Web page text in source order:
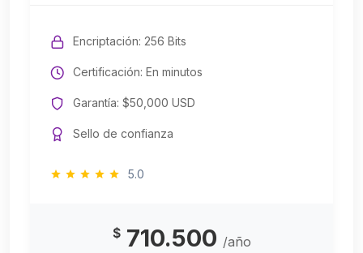
Encriptación: 256 Bits
Certificación: En minutos
Garantía: $50,000 USD
Sello de confianza
5.0
$710.500 /año